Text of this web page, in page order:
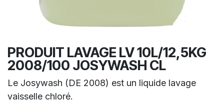
PRODUIT LAVAGE LV 10L/12,5KG
2008/100 JOSYWASH CL
Le Josywash (DE 2008) est un liquide lavage
vaisselle chloré.